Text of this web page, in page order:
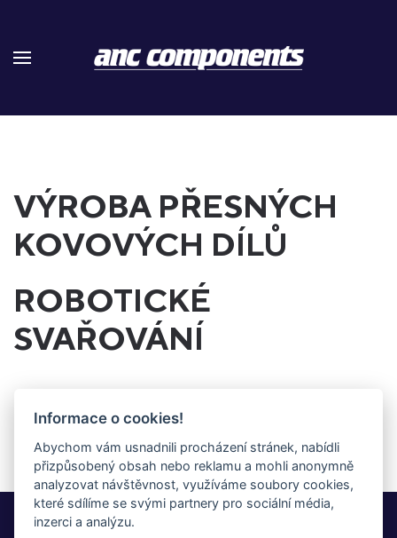
VÝROBA PŘESNÝCH
KOVOVÝCH DÍLŮ
ROBOTICKÉ
SVAŘOVÁNÍ
Informace o cookies!
Abychom vám usnadnili procházení stránek, nabídli
přizpůsobený obsah nebo reklamu a mohli anonymně
analyzovat návštěvnost, využíváme soubory cookies,
které sdílíme se svými partnery pro sociální média,
inzerci a analýzu.